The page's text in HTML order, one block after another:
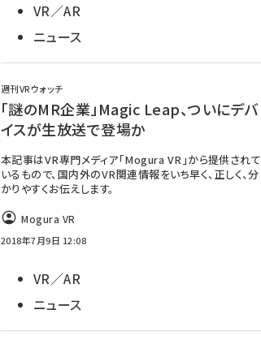
VR／AR
ニュース
週刊VRウォッチ
「謎のMR企業」Magic Leap、ついにデバ
イスが生放送で登場か
本記事はVR専門メディア「Mogura VR」から提供されて
いるもので、国内外のVR関連情報をいち早く、正しく、分
かりやすくお伝えします。
Mogura VR
2018年7月9日 12:08
VR／AR
ニュース